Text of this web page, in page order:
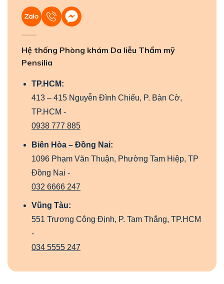
Hệ thống Phòng khám Da liễu Thẩm mỹ
Pensilia
TP.HCM:
413 – 415 Nguyễn Đình Chiểu, P. Bàn Cờ,
TP.HCM -
0938 777 885
Biên Hòa – Đồng Nai:
1096 Phạm Văn Thuận, Phường Tam Hiệp, TP
Đồng Nai -
032 6666 247
Vũng Tàu:
551 Trương Công Định, P. Tam Thắng, TP.HCM
-
034 5555 247